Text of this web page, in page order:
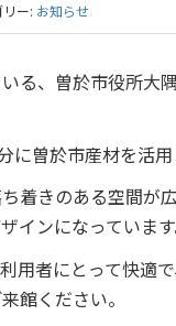
ー: お知らせ
る、曽於市役所
曽於市産材を活
着きのある空間が
インになっています
用者にとって快適
館ください。